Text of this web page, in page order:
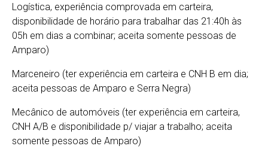
Logística, experiência comprovada em carteira,
disponibilidade de horário para trabalhar das 21:40h às
05h em dias a combinar; aceita somente pessoas de
Amparo)
Marceneiro (ter experiência em carteira e CNH B em dia;
aceita pessoas de Amparo e Serra Negra)
Mecânico de automóveis (ter experiência em carteira,
CNH A/B e disponibilidade p/ viajar a trabalho; aceita
somente pessoas de Amparo)